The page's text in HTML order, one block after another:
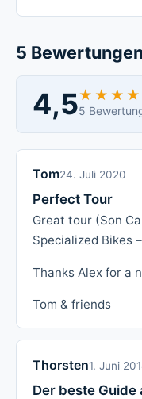
5
4,55
Tom24. Juli 2020
Perfect Tour
Great tour (Son
Specialized Bikes
Thanks Alex for a
Tom & friends
Thorsten1. Juni
Der beste Guide